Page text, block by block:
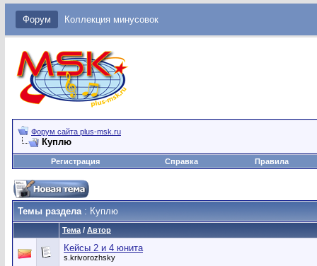
Форум Коллекция минусовок
Форум сайта plus-msk.ru
Куплю
Регистрация Справка Правила
Темы раздела: Куплю
Тема / Автор
Кейсы 2 и 4 юнита
s.krivorozhsky